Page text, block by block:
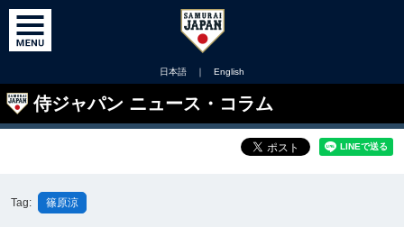
日本語 ｜ English
侍ジャパン ニュース・コラム
Tag: 篠原涼